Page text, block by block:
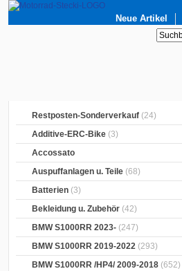
Neue Artikel
Restposten-Sonderverkauf (24)
Additive-ERC-Bike (3)
Accossato
Auspuffanlagen u. Teile (68)
Batterien (3)
Bekleidung u. Zubehör (42)
BMW S1000RR 2023- (247)
BMW S1000RR 2019-2022 (293)
BMW S1000RR /HP4/ 2009-2018 (652)